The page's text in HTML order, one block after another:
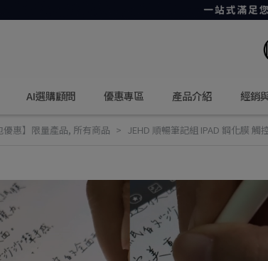
AI選購顧問 優惠專區 產品介紹 經銷
優惠】限量產品, 所有商品 JEHD 順暢筆記組 IPAD 鋼化膜 觸